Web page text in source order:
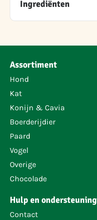
Ingrediënten
Assortiment
Hond
Kat
Konijn & Cavia
Boerderijdier
Paard
Vogel
Overige
Chocolade
Hulp en ondersteuning
Contact